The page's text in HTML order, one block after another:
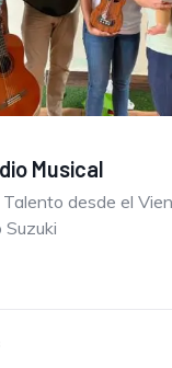
Musical
desde el